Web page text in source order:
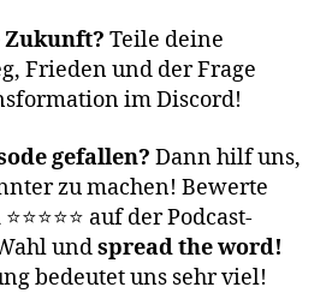
Zukunft? Teile deine
Frieden und der Frage
im Discord!
gefallen? Dann hilf uns,
zu machen! Bewerte
⭐⭐⭐⭐⭐ auf der Podcast-
undspread the word!
bedeutet uns sehr viel!